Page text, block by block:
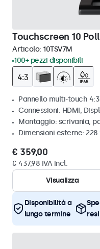
Touchscreen 10
Articolo: 10TSV7M
100+ pezzi disponibili
Pannello multi-touch 4:3
Connessioni: HDMI,
Montaggio: scrivania,
Dimensioni esterne: 228
€ 359,00
€ 437,98 IVA incl.
Visualizza
Disponibilità a
lungo termine